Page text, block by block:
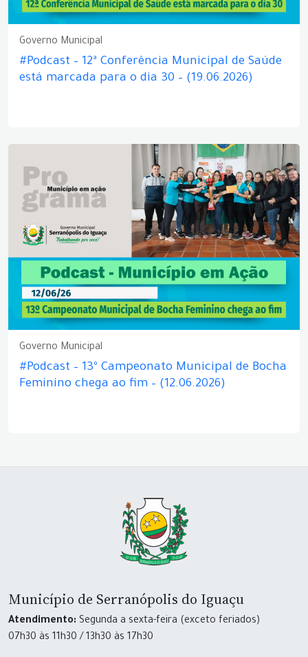
Governo Municipal
#Podcast – 12ª Conferência Municipal de Saúde
está marcada para o dia 30 – (19.06.2026)
Governo Municipal
#Podcast – 13º Campeonato Municipal de Bocha
Feminino chega ao fim – (12.06.2026)
Município de Serranópolis do Iguaçu
Atendimento: Segunda a sexta-feira (exceto feriados)
07h30 às 11h30 / 13h30 às 17h30